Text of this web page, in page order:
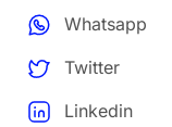
Whatsapp
Twitter
Linkedin